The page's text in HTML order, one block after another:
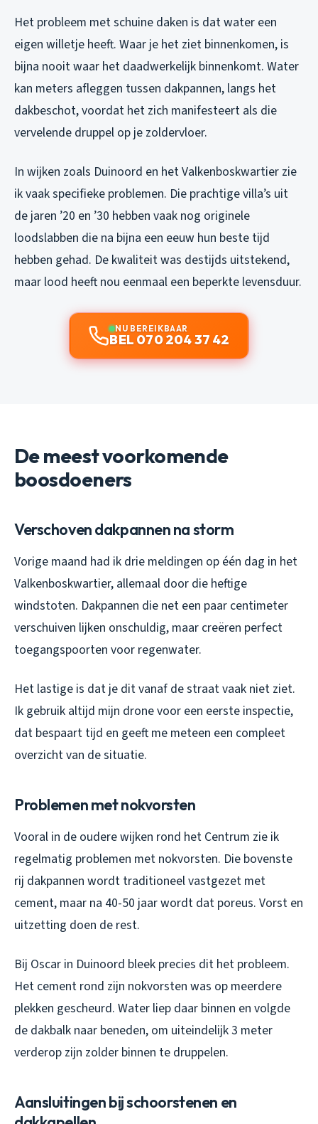
Het probleem met schuine daken is dat water een
eigen willetje heeft. Waar je het ziet binnenkomen, is
bijna nooit waar het daadwerkelijk binnenkomt. Water
kan meters afleggen tussen dakpannen, langs het
dakbeschot, voordat het zich manifesteert als die
vervelende druppel op je zoldervloer.
In wijken zoals Duinoord en het Valkenboskwartier zie
ik vaak specifieke problemen. Die prachtige villa’s uit
de jaren ’20 en ’30 hebben vaak nog originele
loodslabben die na bijna een eeuw hun beste tijd
hebben gehad. De kwaliteit was destijds uitstekend,
maar lood heeft nou eenmaal een beperkte levensduur.
NU BEREIKBAAR
BEL 070 204 37 42
De meest voorkomende
boosdoeners
Verschoven dakpannen na storm
Vorige maand had ik drie meldingen op één dag in het
Valkenboskwartier, allemaal door die heftige
windstoten. Dakpannen die net een paar centimeter
verschuiven lijken onschuldig, maar creëren perfect
toegangspoorten voor regenwater.
Het lastige is dat je dit vanaf de straat vaak niet ziet.
Ik gebruik altijd mijn drone voor een eerste inspectie,
dat bespaart tijd en geeft me meteen een compleet
overzicht van de situatie.
Problemen met nokvorsten
Vooral in de oudere wijken rond het Centrum zie ik
regelmatig problemen met nokvorsten. Die bovenste
rij dakpannen wordt traditioneel vastgezet met
cement, maar na 40-50 jaar wordt dat poreus. Vorst en
uitzetting doen de rest.
Bij Oscar in Duinoord bleek precies dit het probleem.
Het cement rond zijn nokvorsten was op meerdere
plekken gescheurd. Water liep daar binnen en volgde
de dakbalk naar beneden, om uiteindelijk 3 meter
verderop zijn zolder binnen te druppelen.
Aansluitingen bij schoorstenen en